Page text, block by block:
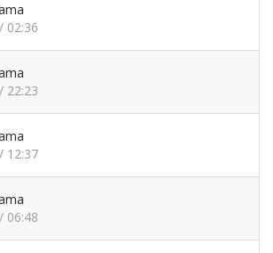
02:36
22:23
12:37
06:48